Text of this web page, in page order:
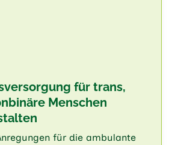
für trans,
Menschen
für die ambulante